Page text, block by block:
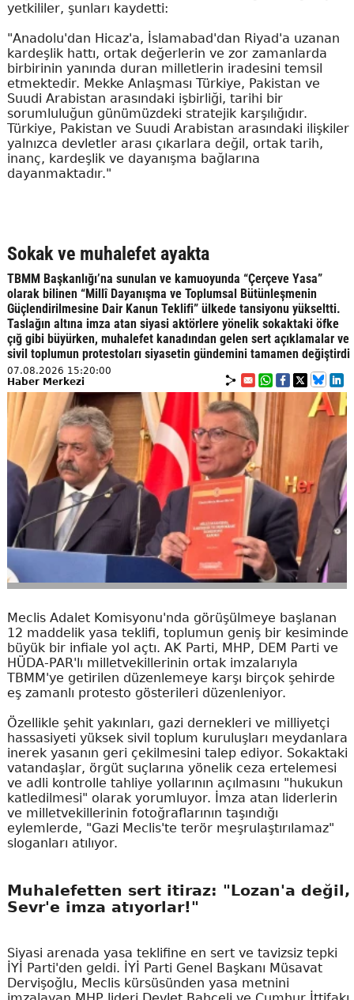
yetkililer, şunları kaydetti:
"Anadolu'dan Hicaz'a, İslamabad'dan Riyad'a uzanan
kardeşlik hattı, ortak değerlerin ve zor zamanlarda
birbirinin yanında duran milletlerin iradesini temsil
etmektedir. Mekke Anlaşması Türkiye, Pakistan ve
Suudi Arabistan arasındaki işbirliği, tarihi bir
sorumluluğun günümüzdeki stratejik karşılığıdır.
Türkiye, Pakistan ve Suudi Arabistan arasındaki ilişkiler
yalnızca devletler arası çıkarlara değil, ortak tarih,
inanç, kardeşlik ve dayanışma bağlarına
dayanmaktadır."
Sokak ve muhalefet ayakta
TBMM Başkanlığı’na sunulan ve kamuoyunda “Çerçeve Yasa”
olarak bilinen “Millî Dayanışma ve Toplumsal Bütünleşmenin
Güçlendirilmesine Dair Kanun Teklifi” ülkede tansiyonu yükseltti.
Taslağın altına imza atan siyasi aktörlere yönelik sokaktaki öfke
çığ gibi büyürken, muhalefet kanadından gelen sert açıklamalar ve
sivil toplumun protestoları siyasetin gündemini tamamen değiştirdi
07.08.2026 15:20:00
Haber Merkezi
Meclis Adalet Komisyonu'nda görüşülmeye başlanan
12 maddelik yasa teklifi, toplumun geniş bir kesiminde
büyük bir infiale yol açtı. AK Parti, MHP, DEM Parti ve
HÜDA-PAR'lı milletvekillerinin ortak imzalarıyla
TBMM'ye getirilen düzenlemeye karşı birçok şehirde
eş zamanlı protesto gösterileri düzenleniyor.
Özellikle şehit yakınları, gazi dernekleri ve milliyetçi
hassasiyeti yüksek sivil toplum kuruluşları meydanlara
inerek yasanın geri çekilmesini talep ediyor. Sokaktaki
vatandaşlar, örgüt suçlarına yönelik ceza ertelemesi
ve adli kontrolle tahliye yollarının açılmasını "hukukun
katledilmesi" olarak yorumluyor. İmza atan liderlerin
ve milletvekillerinin fotoğraflarının taşındığı
eylemlerde, "Gazi Meclis'te terör meşrulaştırılamaz"
sloganları atılıyor.
Muhalefetten sert itiraz: "Lozan'a değil,
Sevr'e imza atıyorlar!"
Siyasi arenada yasa teklifine en sert ve tavizsiz tepki
İYİ Parti'den geldi. İYİ Parti Genel Başkanı Müsavat
Dervişoğlu, Meclis kürsüsünden yasa metnini